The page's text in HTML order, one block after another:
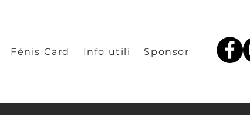
Fénis Card Info utili Sponsor